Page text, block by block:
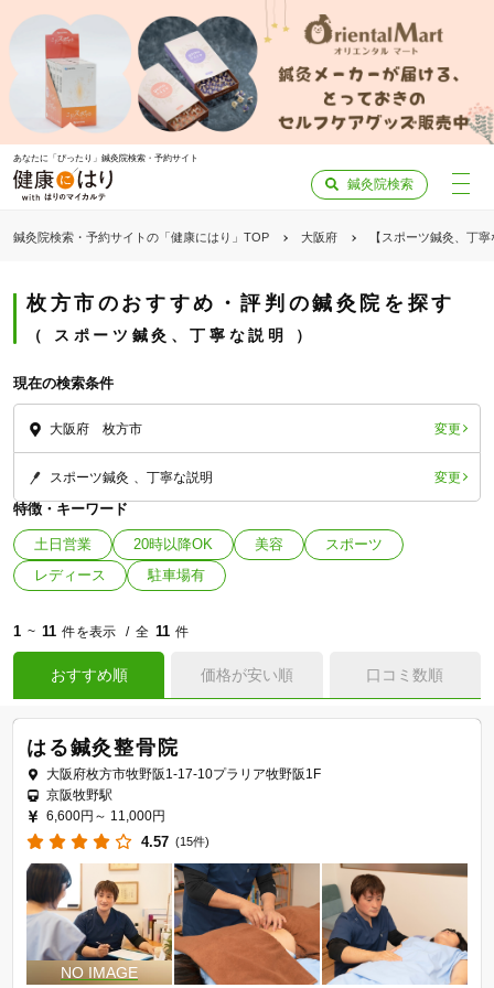
あなたに「ぴったり」鍼灸院検索・予約サイト
鍼灸院検索
鍼灸院検索・予約サイトの「健康にはり」TOP 大阪府 【スポーツ鍼灸、丁
枚方市のおすすめ・評判の鍼灸院を探す
スポーツ鍼灸、丁寧な説明
現在の検索条件
大阪府 枚方市 変更
スポーツ鍼灸 丁寧な説明 変更
特徴・キーワード
土日営業 20時以降OK 美容
スポーツ
レディース
駐車場有
1 ~ 11 件を表示 全 11 件
おすすめ順 価格が安い順 口コミ数順
はる鍼灸整骨院
大阪府枚方市牧野阪1-17-10プラリア牧野阪1F
京阪牧野駅
6,600円～ 11,000円
4.57 (15件)
「健康にはりを見た」